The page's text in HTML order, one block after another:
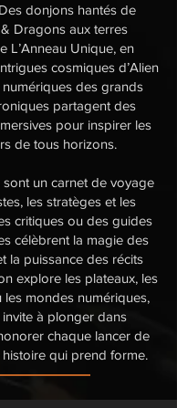
donjons hantés de
Dragons aux terres
L’Anneau Unique, en
cosmiques d’Alien
des grands
partagent des
pour inspirer les
de tous horizons.
un carnet de voyage
les stratèges et les
critiques ou des guides
célèbrent la magie des
la puissance des récits
explore les plateaux, les
les mondes numériques,
à plonger dans
chaque lancer de
qui prend forme.